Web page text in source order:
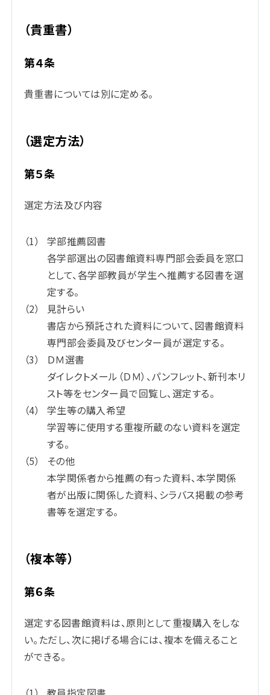
（貴重書）
第４条
貴重書については別に定める。
（選定方法）
第５条
選定方法及び内容
学部推薦図書
各学部選出の図書館資料専門部会委員を窓口
として、各学部教員が学生へ推薦する図書を選
定する。
見計らい
書店から預託された資料について、図書館資料
専門部会委員及びセンター員が選定する。
ＤＭ選書
ダイレクトメール（ＤＭ）、パンフレット、新刊本リ
スト等をセンター員で回覧し、選定する。
学生等の購入希望
学習等に使用する重複所蔵のない資料を選定
する。
その他
本学関係者から推薦の有った資料、本学関係
者が出版に関係した資料、シラバス掲載の参考
書等を選定する。
（複本等）
第６条
選定する図書館資料は、原則として重複購入をしな
い。ただし、次に掲げる場合には、複本を備えること
ができる。